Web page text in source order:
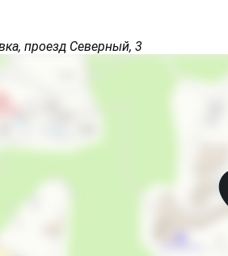
проезд Северный, 3